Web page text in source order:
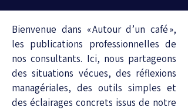
Bienvenue dans « Autour d’un café »,
les publications professionnelles de
nos consultants. Ici, nous partageons
des situations vécues, des réflexions
managériales, des outils simples et
des éclairages concrets issus de notre